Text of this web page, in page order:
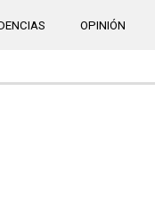
OPINIÓN